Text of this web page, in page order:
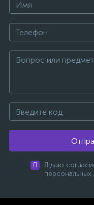
Я даю
персональных